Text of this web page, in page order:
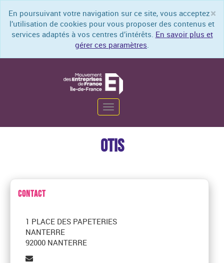
×
En poursuivant votre navigation sur ce site, vous acceptez
l’utilisation de cookies pour vous proposer des contenus et
services adaptés à vos centres d’intérêts. En savoir plus et
gérer ces paramètres.
Toggle
navigation
OTIS
CONTACT
1 PLACE DES PAPETERIES
NANTERRE
92000 NANTERRE